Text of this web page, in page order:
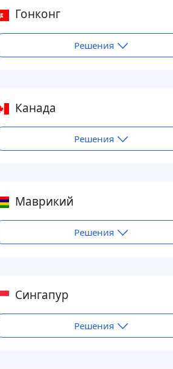
Гонконг
Решения
Канада
Решения
Маврикий
Решения
Сингапур
Решения